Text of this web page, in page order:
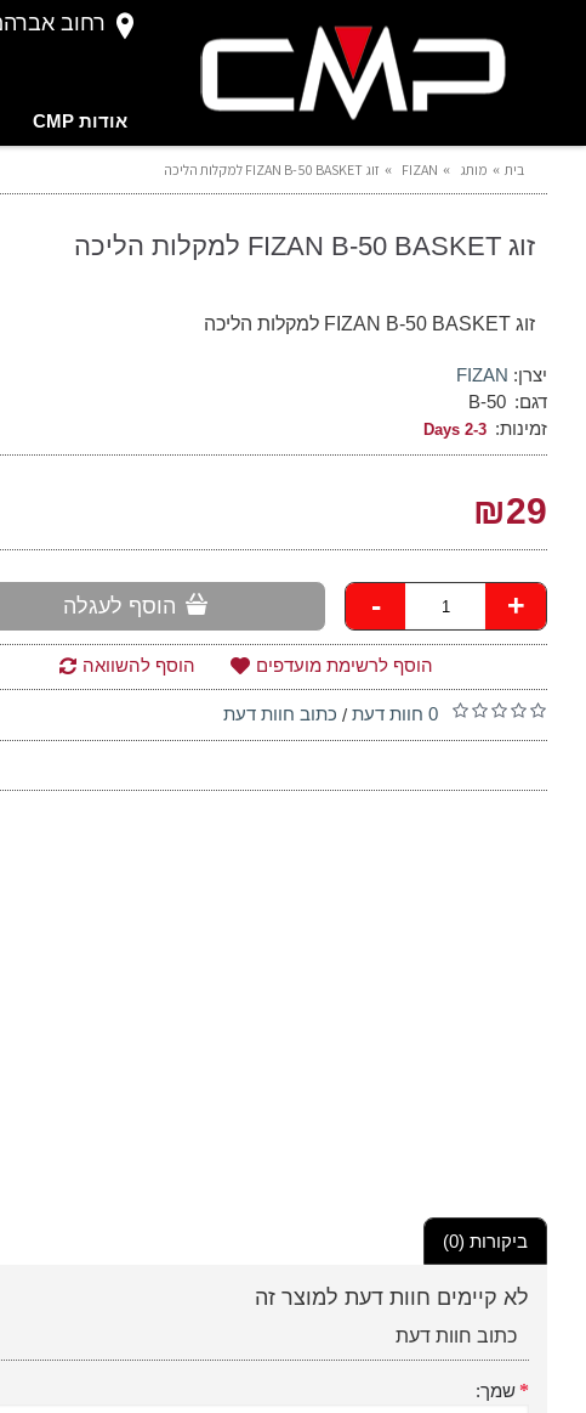
רחוב אברהם שביט
אודות CMP
בית מותג FIZAN זוג FIZAN B-50 BASKET למקלות הליכה
זוג FIZAN B-50 BASKET למקלות הליכה
זוג FIZAN B-50 BASKET למקלות הליכה
יצרן: FIZAN
דגם: B-50
זמינות: 2-3 Days
₪29
- + הוסף לעגלה
הוסף לרשימת מועדפים הוסף להשוואה
0 חוות דעת / כתוב חוות דעת
ביקורות (0)
לא קיימים חוות דעת למוצר זה
כתוב חוות דעת
שמך: